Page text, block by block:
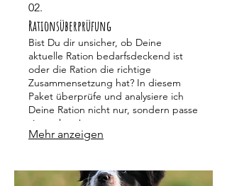
02.
Rationsüberprüfung
Bist Du dir unsicher, ob Deine
aktuelle Ration bedarfsdeckend ist
oder die Ration die richtige
Zusammensetzung hat? In diesem
Paket überprüfe und analysiere ich
Deine Ration nicht nur, sondern passe
sie auch an!
Mehr anzeigen